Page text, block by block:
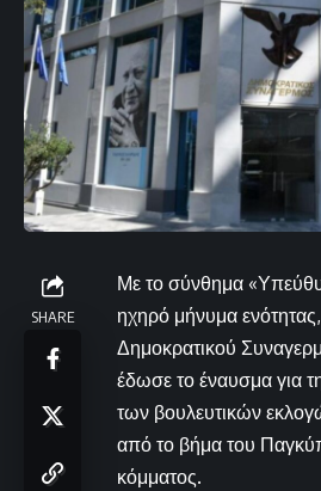
SHARE
Με το σύνθημα
ηχηρό μήνυμα
Δημοκρατικού
έδωσε το έναυσμα για
των βουλευτικών
από το βήμα του
κόμματος.